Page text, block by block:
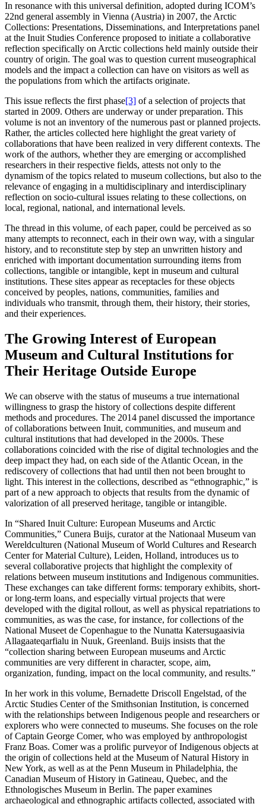
In resonance with this universal definition, adopted during ICOM’s
22nd general assembly in Vienna (Austria) in 2007, the Arctic
Collections: Presentations, Disseminations, and Interpretations panel
at the Inuit Studies Conference proposed to initiate a collaborative
reflection specifically on Arctic collections held mainly outside their
country of origin. The goal was to question current museographical
models and the impact a collection can have on visitors as well as
the populations from which the artifacts originate.
This issue reflects the first phase[3] of a selection of projects that
started in 2009. Others are underway or under preparation. This
volume is not an inventory of the numerous past or planned projects.
Rather, the articles collected here highlight the great variety of
collaborations that have been realized in very different contexts. The
work of the authors, whether they are emerging or accomplished
researchers in their respective fields, attests not only to the
dynamism of the topics related to museum collections, but also to the
relevance of engaging in a multidisciplinary and interdisciplinary
reflection on socio-cultural issues relating to these collections, on
local, regional, national, and international levels.
The thread in this volume, of each paper, could be perceived as so
many attempts to reconnect, each in their own way, with a singular
history, and to reconstitute step by step an unwritten history and
enriched with important documentation surrounding items from
collections, tangible or intangible, kept in museum and cultural
institutions. These sites appear as receptacles for these objects
conceived by peoples, nations, communities, families and
individuals who transmit, through them, their history, their stories,
and their experiences.
The Growing Interest of European
Museum and Cultural Institutions for
Their Heritage Outside Europe
We can observe with the status of museums a true international
willingness to grasp the history of collections despite different
methods and procedures. The 2014 panel discussed the importance
of collaborations between Inuit, communities, and museum and
cultural institutions that had developed in the 2000s. These
collaborations coincided with the rise of digital technologies and the
deep impact they had, on each side of the Atlantic Ocean, in the
rediscovery of collections that had until then not been brought to
light. This interest in the collections, described as “ethnographic,” is
part of a new approach to objects that results from the dynamic of
valorization of all preserved heritage, tangible or intangible.
In “Shared Inuit Culture: European Museums and Arctic
Communities,” Cunera Buijs, curator at the Nationaal Museum van
Wereldculturen (National Museum of World Cultures and Research
Center for Material Culture), Leiden, Holland, introduces us to
several collaborative projects that highlight the complexity of
relations between museum institutions and Indigenous communities.
These exchanges can take different forms: temporary exhibits, short-
or long-term loans, and especially virtual projects that were
developed with the digital rollout, as well as physical repatriations to
communities, as was the case, for instance, for collections of the
National Museet de Copenhague to the Nunatta Katersugaasivia
Allagaateqarfialu in Nuuk, Greenland. Buijs insists that the
“collection sharing between European museums and Arctic
communities are very different in character, scope, aim,
organization, funding, impact on the local community, and results.”
In her work in this volume, Bernadette Driscoll Engelstad, of the
Arctic Studies Center of the Smithsonian Institution, is concerned
with the relationships between Indigenous people and researchers or
explorers who were connected to museums. She focuses on the role
of Captain George Comer, who was employed by anthropologist
Franz Boas. Comer was a prolific purveyor of Indigenous objects at
the origin of collections held at the Museum of Natural History in
New York, as well as at the Penn Museum in Philadelphia, the
Canadian Museum of History in Gatineau, Quebec, and the
Ethnologisches Museum in Berlin. The paper examines
archaeological and ethnographic artifacts collected, associated with